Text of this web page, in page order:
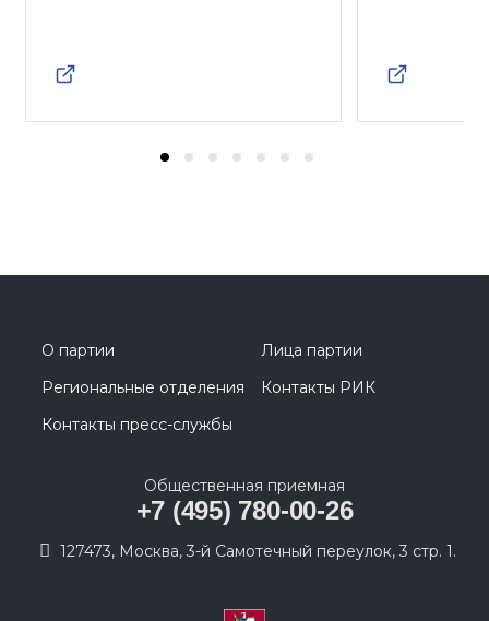
О партии
Лица партии
Региональные отделения
Контакты РИК
Контакты пресс-службы
Общественная приемная
+7 (495) 780-00-26
127473, Москва, 3-й Самотечный переулок, 3 стр. 1.